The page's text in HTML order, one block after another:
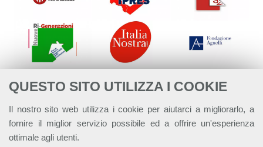
QUESTO SITO UTILIZZA I COOKIE
Il nostro sito web utilizza i cookie per aiutarci a migliorarlo, a
fornire il miglior servizio possibile ed a offrire un'esperienza
ottimale agli utenti.